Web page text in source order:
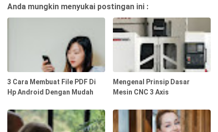
Anda mungkin menyukai postingan ini :
3 Cara Membuat File PDF Di
Hp Android Dengan Mudah
Mengenal Prinsip Dasar
Mesin CNC 3 Axis